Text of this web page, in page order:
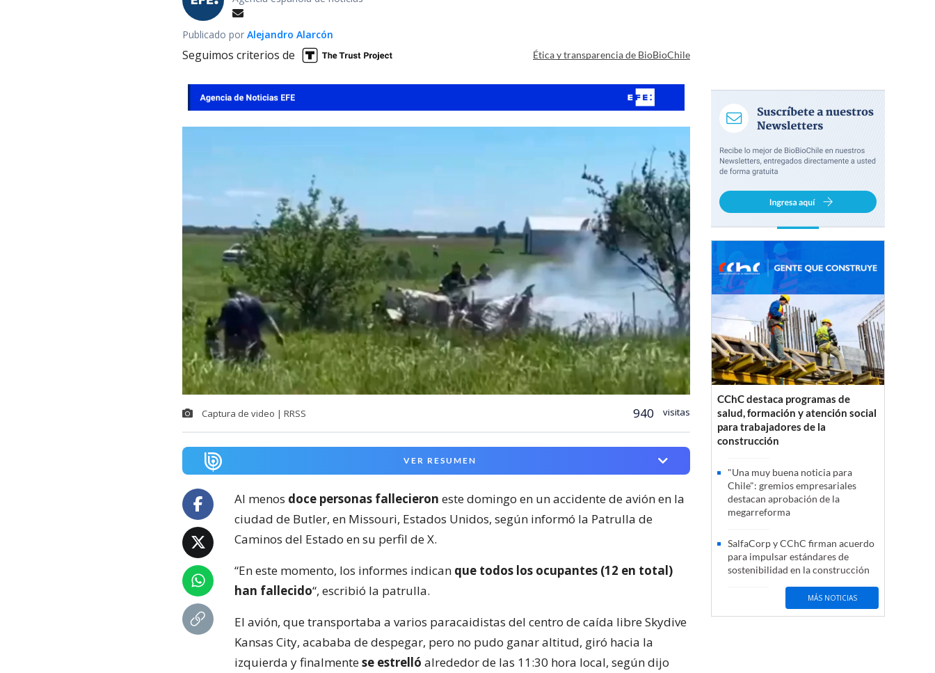
Publicado por Alejandro Alarcón
Seguimos criterios de Ética y transparencia de BioBioChile
Captura de video | RRSS 940 visitas
VER RESUMEN
Al menos doce personas fallecieron este domingo en un accidente de avión en la
ciudad de Butler, en Missouri, Estados Unidos, según informó la Patrulla de
Caminos del Estado en su perfil de X.
“En este momento, los informes indican que todos los ocupantes (12 en total)
han fallecido“, escribió la patrulla.
El avión, que transportaba a varios paracaidistas del centro de caída libre Skydive
Kansas City, acababa de despegar, pero no pudo ganar altitud, giró hacia la
izquierda y finalmentese estrelló alrededor de las 11:30 hora local, según dijo
CChC destaca programas de
salud, formación y atención social
para trabajadores de la
construcción
"Una muy buena noticia para
Chile": gremios empresariales
destacan aprobación de la
megarreforma
SalfaCorp y CChC firman acuerdo
para impulsar estándares de
sostenibilidad en la construcción
MÁS NOTICIAS